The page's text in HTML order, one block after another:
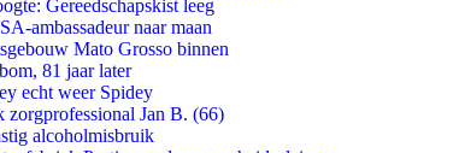
Gereedschapskist leeg
ambassadeur naar maan
Mato Grosso binnen
81 jaar later
echt weer Spidey
Jan B. (66)
alcoholmisbruik